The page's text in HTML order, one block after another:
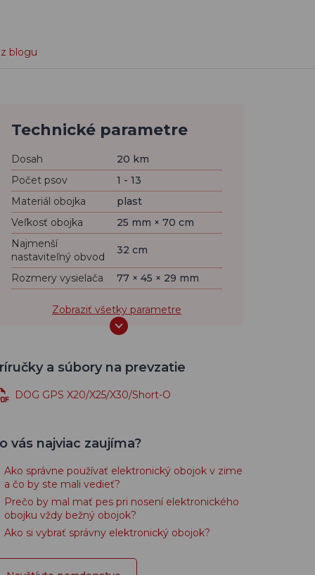
blogu
Technické parametre
Dosah
20 km
Počet psov
1 - 13
Materiál obojka
plast
Veľkosť obojka
25 mm × 70 cm
Najmenší
nastaviteľný obvod
32 cm
Rozmery vysielača 77 × 45 × 29 mm
Zobraziť všetky parametre
a súbory na prevzatie
DOG GPS X20/X25/X30/Short-O
vás najviac zaujíma?
Ako správne používať elektronický obojok v zime
a čo by ste mali vedieť?
Prečo by mal mať pes pri nosení elektronického
obojku vždy bežný obojok?
Ako si vybrať správny elektronický obojok?